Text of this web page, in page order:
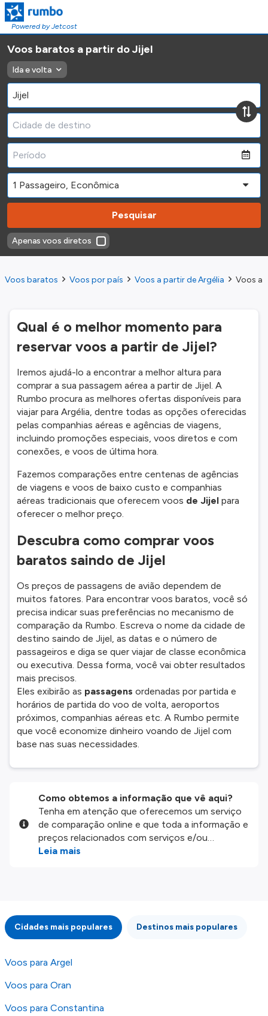
Powered by Jetcost
Voos baratos a partir do Jijel
Ida e volta
Pesquisar
Apenas voos diretos
Voos baratos Voos por país Voos a partir de Argélia Voos a
Qual é o melhor momento para
reservar voos a partir de Jijel?
Iremos ajudá-lo a encontrar a melhor altura para
comprar a sua passagem aérea a partir de Jijel. A
Rumbo procura as melhores ofertas disponíveis para
viajar para Argélia, dentre todas as opções oferecidas
pelas companhias aéreas e agências de viagens,
incluindo promoções especiais, voos diretos e com
conexões, e voos de última hora.
Fazemos comparações entre centenas de agências
de viagens e voos de baixo custo e companhias
aéreas tradicionais que oferecem voos de Jijel para
oferecer o melhor preço.
Descubra como comprar voos
baratos saindo de Jijel
Os preços de passagens de avião dependem de
muitos fatores. Para encontrar voos baratos, você só
precisa indicar suas preferências no mecanismo de
comparação da Rumbo. Escreva o nome da cidade de
destino saindo de Jijel, as datas e o número de
passageiros e diga se quer viajar de classe econômica
ou executiva. Dessa forma, você vai obter resultados
mais precisos.
Eles exibirão as passagens ordenadas por partida e
horários de partida do voo de volta, aeroportos
próximos, companhias aéreas etc. A Rumbo permite
que você economize dinheiro voando de Jijel com
base nas suas necessidades.
Como obtemos a informação que vê aqui?
Tenha em atenção que oferecemos um serviço
de comparação online e que toda a informação e
preços relacionados com serviços e/ou
produtos disponíveis no nosso website são
integridade ou pela precisão da informação
publicada, por isso verifique com atenção todas
as condições no website do parceiro antes de
fazer uma reserva. Para mais detalhes verifique
os nossos
Leia mais
Cidades mais populares Destinos mais populares
Voos para Argel
Voos para Oran
Voos para Constantina